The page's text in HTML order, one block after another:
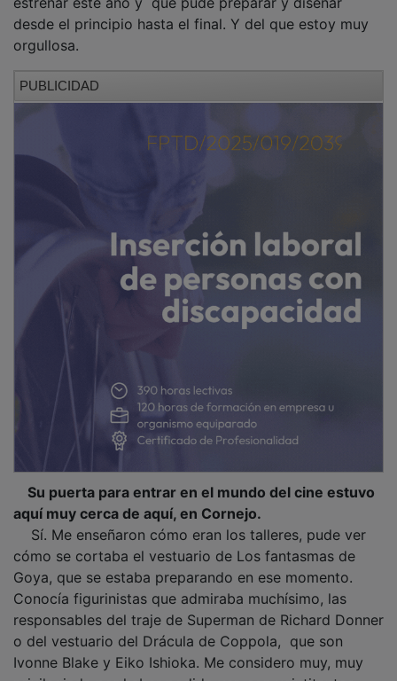
desde el principio hasta el final. Y del que estoy muy
orgullosa.
aquí muy cerca de aquí, en Cornejo.
Sí. Me enseñaron cómo eran los talleres, pude ver
cómo se cortaba el vestuario de Los fantasmas de
Goya, que se estaba preparando en ese momento.
Conocía figurinistas que admiraba muchísimo, las
responsables del traje de Superman de Richard Donner
o del vestuario del Drácula de Coppola, que son
Ivonne Blake y Eiko Ishioka. Me considero muy, muy
privilegiada por haber podido ver, con veintitantos